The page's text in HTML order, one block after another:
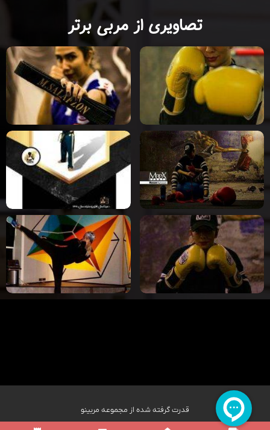
تصاویری از مربی برتر
قدرت گرفته شده از مجموعه مربینو